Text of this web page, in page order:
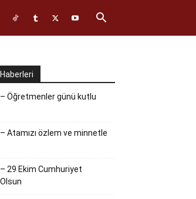
Öğretmenler günü kutlu
Atamızı özlem ve minnetle
29 Ekim Cumhuriyet